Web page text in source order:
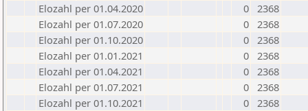
Elozahl per 01.04.2020
0 2368
Elozahl per 01.07.2020
0 2368
Elozahl per 01.10.2020
0 2368
Elozahl per 01.01.2021
0 2368
Elozahl per 01.04.2021
0 2368
Elozahl per 01.07.2021
0 2368
Elozahl per 01.10.2021
0 2368